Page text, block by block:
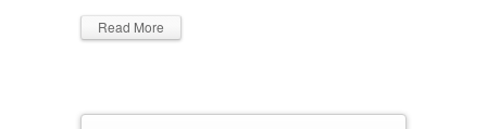
Read More